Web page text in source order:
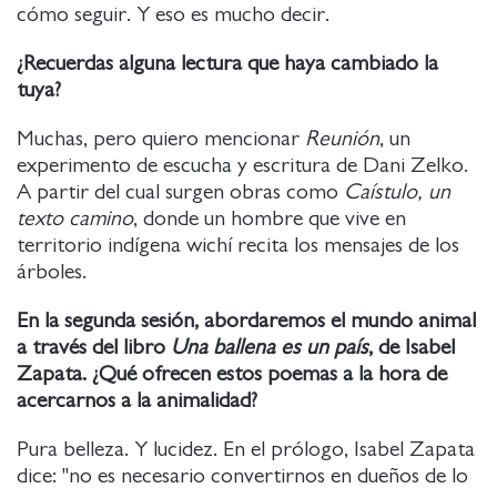
cómo seguir. Y eso es mucho decir.
¿Recuerdas alguna lectura que haya cambiado la
tuya?
Muchas, pero quiero mencionar Reunión, un
experimento de escucha y escritura de Dani Zelko.
A partir del cual surgen obras como Caístulo, un
texto camino, donde un hombre que vive en
territorio indígena wichí recita los mensajes de los
árboles.
En la segunda sesión, abordaremos el mundo animal
a través del libro Una ballena es un país, de Isabel
Zapata. ¿Qué ofrecen estos poemas a la hora de
acercarnos a la animalidad?
Pura belleza. Y lucidez. En el prólogo, Isabel Zapata
dice: "no es necesario convertirnos en dueños de lo